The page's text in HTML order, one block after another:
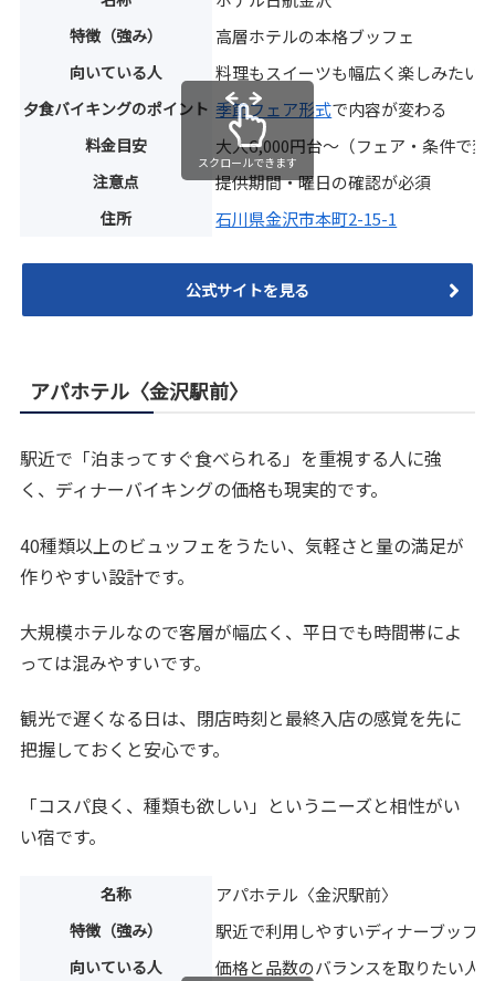
特徴（強み） 高層ホテルの本格ブッフェ
向いている人 料理もスイーツも幅広く楽しみたい
夕食バイキングのポイント 季節フェア形式で内容が変わる
料金目安 大人6,000円台〜（フェア・条件で変
注意点 提供期間・曜日の確認が必須
住所 石川県金沢市本町2-15-1
スクロールできます
公式サイトを見る
アパホテル〈金沢駅前〉
駅近で「泊まってすぐ食べられる」を重視する人に強
く、ディナーバイキングの価格も現実的です。
40種類以上のビュッフェをうたい、気軽さと量の満足が
作りやすい設計です。
大規模ホテルなので客層が幅広く、平日でも時間帯によ
っては混みやすいです。
観光で遅くなる日は、閉店時刻と最終入店の感覚を先に
把握しておくと安心です。
「コスパ良く、種類も欲しい」というニーズと相性がい
い宿です。
名称 アパホテル〈金沢駅前〉
特徴（強み） 駅近で利用しやすいディナーブッフェ
向いている人 価格と品数のバランスを取りたい人